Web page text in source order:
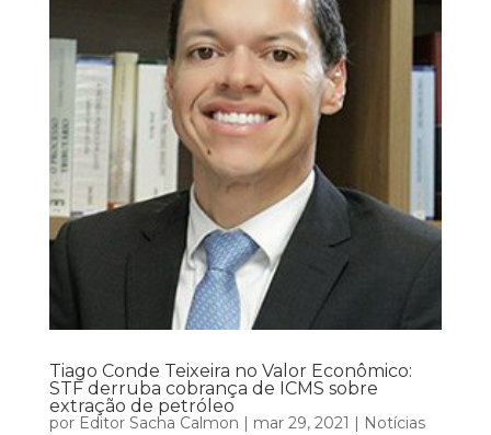
Tiago Conde Teixeira no Valor Econômico:
STF derruba cobrança de ICMS sobre
extração de petróleo
por Editor Sacha Calmon mar 29, 2021 Notícias